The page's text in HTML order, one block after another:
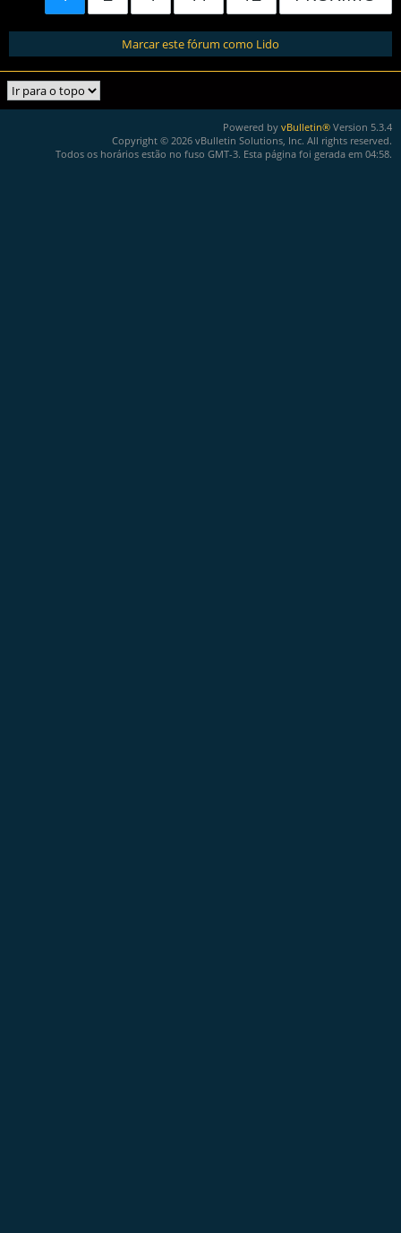
Marcar este fórum como Lido
Powered by vBulletin® Version 5.3.4
Copyright © 2026 vBulletin Solutions, Inc. All rights reserved.
Todos os horários estão no fuso GMT-3. Esta página foi gerada em 04:58.